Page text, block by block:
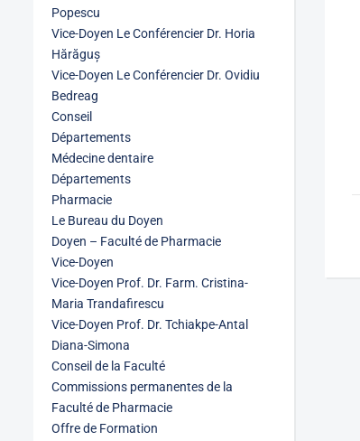
Popescu
Vice-Doyen Le Conférencier Dr. Horia
Hărăguș
Vice-Doyen Le Conférencier Dr. Ovidiu
Bedreag
Conseil
Départements
Médecine dentaire
Départements
Pharmacie
Le Bureau du Doyen
Doyen – Faculté de Pharmacie
Vice-Doyen
Vice-Doyen Prof. Dr. Farm. Cristina-
Maria Trandafirescu
Vice-Doyen Prof. Dr. Tchiakpe-Antal
Diana-Simona
Conseil de la Faculté
Commissions permanentes de la
Faculté de Pharmacie
Offre de Formation